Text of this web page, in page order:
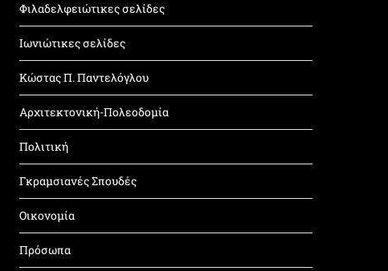
Φιλαδελφειώτικες σελίδες
Ιωνιώτικες σελίδες
Κώστας Π. Παντελόγλου
Αρχιτεκτονική-Πολεοδομία
Πολιτική
Γκραμσιανές Σπουδές
Οικονομία
Πρόσωπα